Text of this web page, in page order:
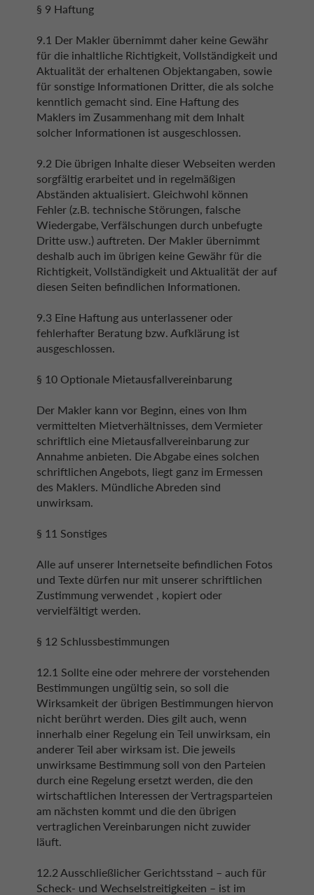
§ 9 Haftung
9.1 Der Makler übernimmt daher keine Gewähr
für die inhaltliche Richtigkeit, Vollständigkeit und
Aktualität der erhaltenen Objektangaben, sowie
für sonstige Informationen Dritter, die als solche
kenntlich gemacht sind. Eine Haftung des
Maklers im Zusammenhang mit dem Inhalt
solcher Informationen ist ausgeschlossen.
9.2 Die übrigen Inhalte dieser Webseiten werden
sorgfältig erarbeitet und in regelmäßigen
Abständen aktualisiert. Gleichwohl können
Fehler (z.B. technische Störungen, falsche
Wiedergabe, Verfälschungen durch unbefugte
Dritte usw.) auftreten. Der Makler übernimmt
deshalb auch im übrigen keine Gewähr für die
Richtigkeit, Vollständigkeit und Aktualität der auf
diesen Seiten befindlichen Informationen.
9.3 Eine Haftung aus unterlassener oder
fehlerhafter Beratung bzw. Aufklärung ist
ausgeschlossen.
§ 10 Optionale Mietausfallvereinbarung
Der Makler kann vor Beginn, eines von Ihm
vermittelten Mietverhältnisses, dem Vermieter
schriftlich eine Mietausfallvereinbarung zur
Annahme anbieten. Die Abgabe eines solchen
schriftlichen Angebots, liegt ganz im Ermessen
des Maklers. Mündliche Abreden sind
unwirksam.
§ 11 Sonstiges
Alle auf unserer Internetseite befindlichen Fotos
und Texte dürfen nur mit unserer schriftlichen
Zustimmung verwendet , kopiert oder
vervielfältigt werden.
§ 12 Schlussbestimmungen
12.1 Sollte eine oder mehrere der vorstehenden
Bestimmungen ungültig sein, so soll die
Wirksamkeit der übrigen Bestimmungen hiervon
nicht berührt werden. Dies gilt auch, wenn
innerhalb einer Regelung ein Teil unwirksam, ein
anderer Teil aber wirksam ist. Die jeweils
unwirksame Bestimmung soll von den Parteien
durch eine Regelung ersetzt werden, die den
wirtschaftlichen Interessen der Vertragsparteien
am nächsten kommt und die den übrigen
vertraglichen Vereinbarungen nicht zuwider
läuft.
12.2 Ausschließlicher Gerichtsstand – auch für
Scheck- und Wechselstreitigkeiten – ist im